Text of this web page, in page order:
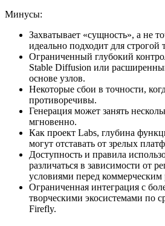
Минусы:
Захватывает «сущность», а не
идеально подходит для строгой
Ограниченный глубокий
Stable Diffusion или
основе узлов.
Некоторые сбои в точности,
противоречивы.
Генерация может занять
мгновенно.
Как проект Labs, глубина
могут отставать от зрелых
Доступность и правила
различаться в зависимости от
условиями перед коммерческим
Ограниченная интеграция с
творческими экосистемами по
Firefly.